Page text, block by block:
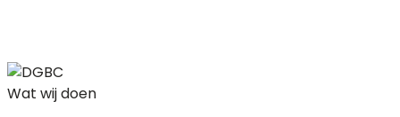
Wat wij doen